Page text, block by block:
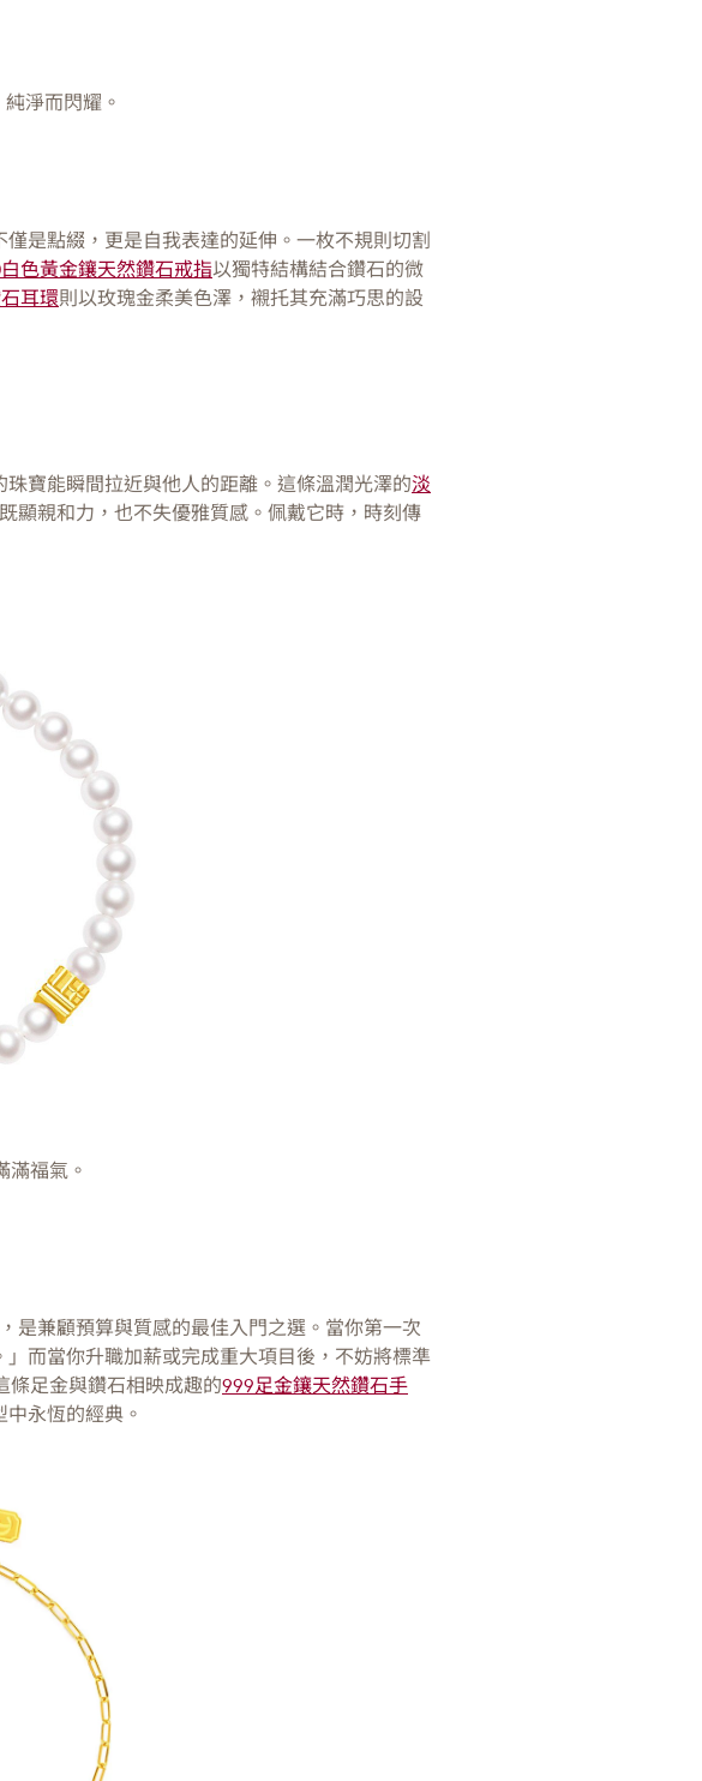
淨而閃耀。
是點綴，更是自我表達的延伸。一枚不規則切割
色黃金鑲天然鑽石戒指以獨特結構結合鑽石的微
耳環則以玫瑰金柔美色澤，襯托其充滿巧思的設
寶能瞬間拉近與他人的距離。這條溫潤光澤的淡
顯親和力，也不失優雅質感。佩戴它時，時刻傳
滿福氣。
是兼顧預算與質感的最佳入門之選。當你第一次
而當你升職加薪或完成重大項目後，不妨將標準
條足金與鑽石相映成趣的999足金鑲天然鑽石手
永恆的經典。